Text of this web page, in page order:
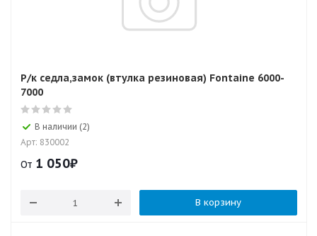
Р/к седла,замок (втулка резиновая) Fontaine 6000-
7000
В наличии (2)
Арт: 830002
От 1 050₽
В корзину